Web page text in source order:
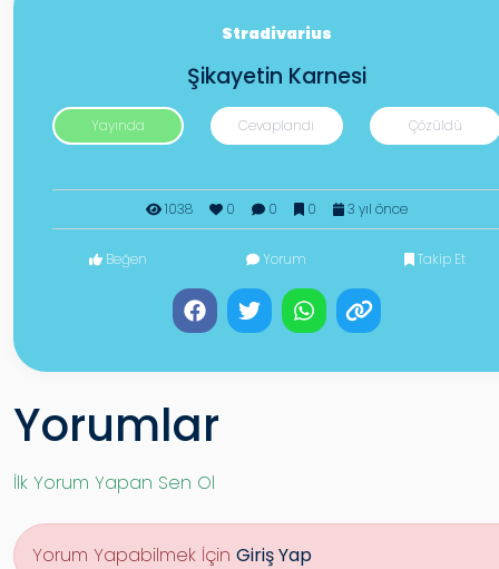
Stradivarius
Şikayetin Karnesi
Yayında Cevaplandı Çözüldü
1038 0 0 0 3 yıl önce
Beğen Yorum Takip Et
Yorumlar
İlk Yorum Yapan Sen Ol
Yorum Yapabilmek İçin Giriş Yap